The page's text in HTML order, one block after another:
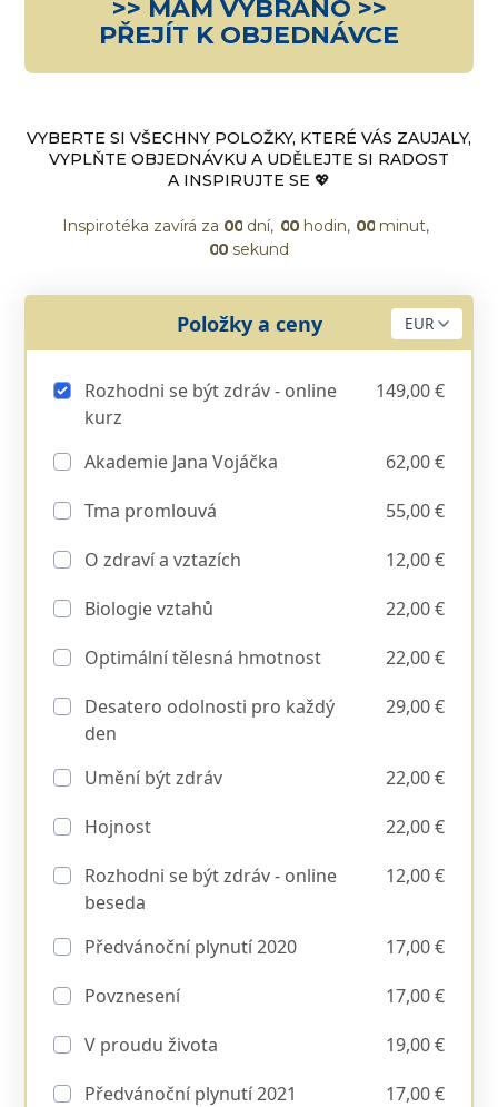
>> MÁM VYBRÁNO >>
PŘEJÍT K OBJEDNÁVCE
VYBERTE SI VŠECHNY POLOŽKY, KTERÉ VÁS ZAUJALY,
VYPLŇTE OBJEDNÁVKU A UDĚLEJTE SI RADOST
A INSPIRUJTE SE 💖
Inspirotéka zavírá za 00 dní 00 hodin 00 minut
00 sekund
Položky a ceny
Rozhodni se být zdráv - online
kurz
149,00 €
Akademie Jana Vojáčka
62,00 €
Tma promlouvá
55,00 €
O zdraví a vztazích
12,00 €
Biologie vztahů
22,00 €
Optimální tělesná hmotnost
22,00 €
Desatero odolnosti pro každý
den
29,00 €
Umění být zdráv
22,00 €
Hojnost
22,00 €
Rozhodni se být zdráv - online
beseda
12,00 €
Předvánoční plynutí 2020
17,00 €
Povznesení
17,00 €
V proudu života
19,00 €
Předvánoční plynutí 2021
17,00 €